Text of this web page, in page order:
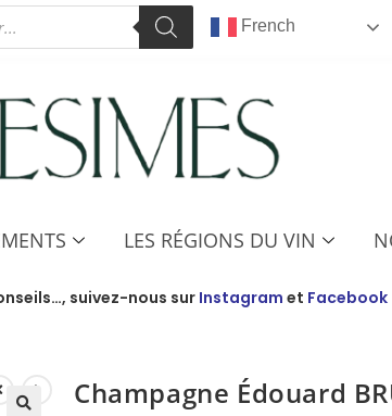
French
LES RÉGIONS DU VIN
suivez-nous sur Instagram et Facebook
Champagne Édouard